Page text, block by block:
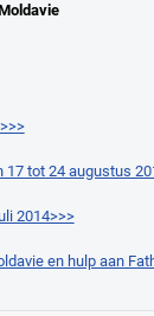
17 tot 24 augustus
2014>>>
en hulp aan